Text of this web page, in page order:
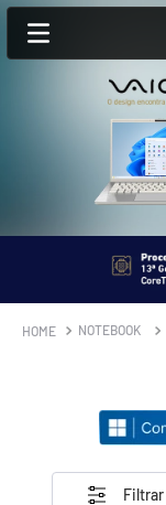
NOTEBOOK
Filtrar